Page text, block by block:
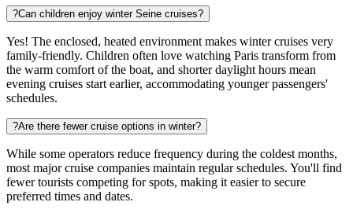
?Can children enjoy winter Seine cruises?
Yes! The enclosed, heated environment makes winter cruises very
family-friendly. Children often love watching Paris transform from
the warm comfort of the boat, and shorter daylight hours mean
evening cruises start earlier, accommodating younger passengers'
schedules.
?Are there fewer cruise options in winter?
While some operators reduce frequency during the coldest months,
most major cruise companies maintain regular schedules. You'll find
fewer tourists competing for spots, making it easier to secure
preferred times and dates.